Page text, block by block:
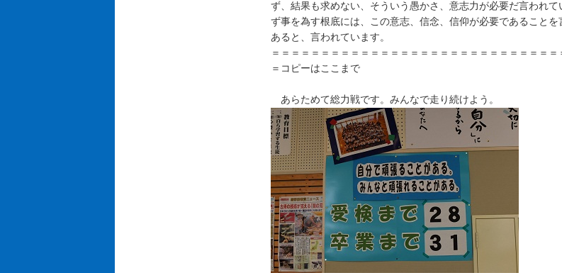
ず、結果も求めない、そういう愚かさ、意志力が必要だ言われて
ず事を為す根底には、この意志、信念、信仰が必要であること
あると、言われています。
＝＝＝＝＝＝＝＝＝＝＝＝＝＝＝＝＝＝＝＝＝＝＝＝＝＝＝＝＝
＝コピーはここまで
あらためて総力戦です。みんなで走り続けよう。